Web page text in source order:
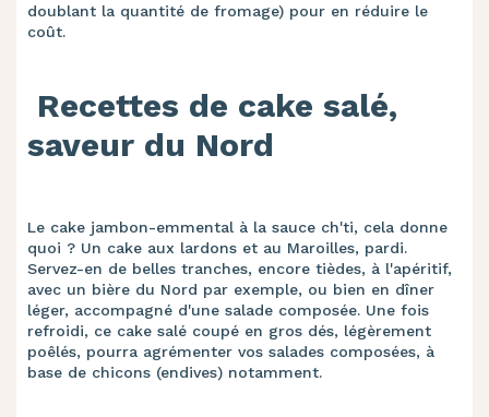
doublant la quantité de fromage) pour en réduire le
coût.
Recettes de cake salé,
saveur du Nord
Le cake jambon-emmental à la sauce ch'ti, cela donne
quoi ? Un cake aux lardons et au Maroilles, pardi.
Servez-en de belles tranches, encore tièdes, à l'apéritif,
avec un bière du Nord par exemple, ou bien en dîner
léger, accompagné d'une salade composée. Une fois
refroidi, ce cake salé coupé en gros dés, légèrement
poêlés, pourra agrémenter vos salades composées, à
base de chicons (endives) notamment.